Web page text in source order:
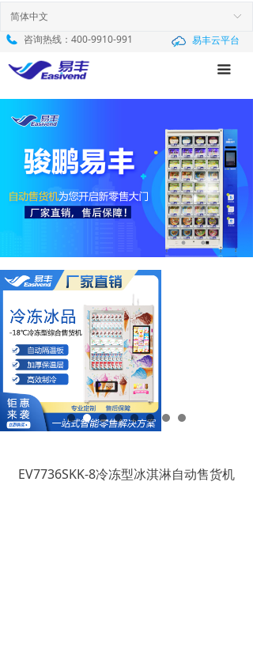
咨询热线： 400-9910-991 易丰云平台
끀
首页
服务与支持
解决方案
关于我们
ꀅ
简体中文
EV7736SKK-8冷冻型冰淇淋自动售货机